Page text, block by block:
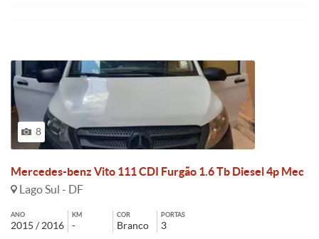
8
Mercedes-benz Vito 111 CDI Furgão 1.6 Tb Diesel 4p Mec
Lago Sul - DF
ANO
2015 / 2016
KM
-
COR
Branco
PORTAS
3